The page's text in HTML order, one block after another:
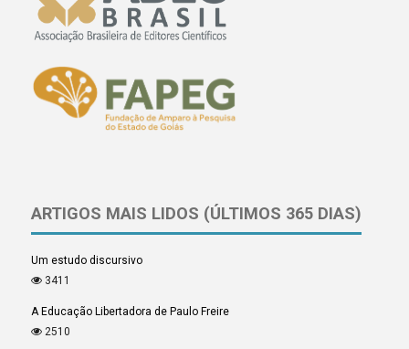
ARTIGOS MAIS LIDOS (ÚLTIMOS 365 DIAS)
Um estudo discursivo
3411
A Educação Libertadora de Paulo Freire
2510